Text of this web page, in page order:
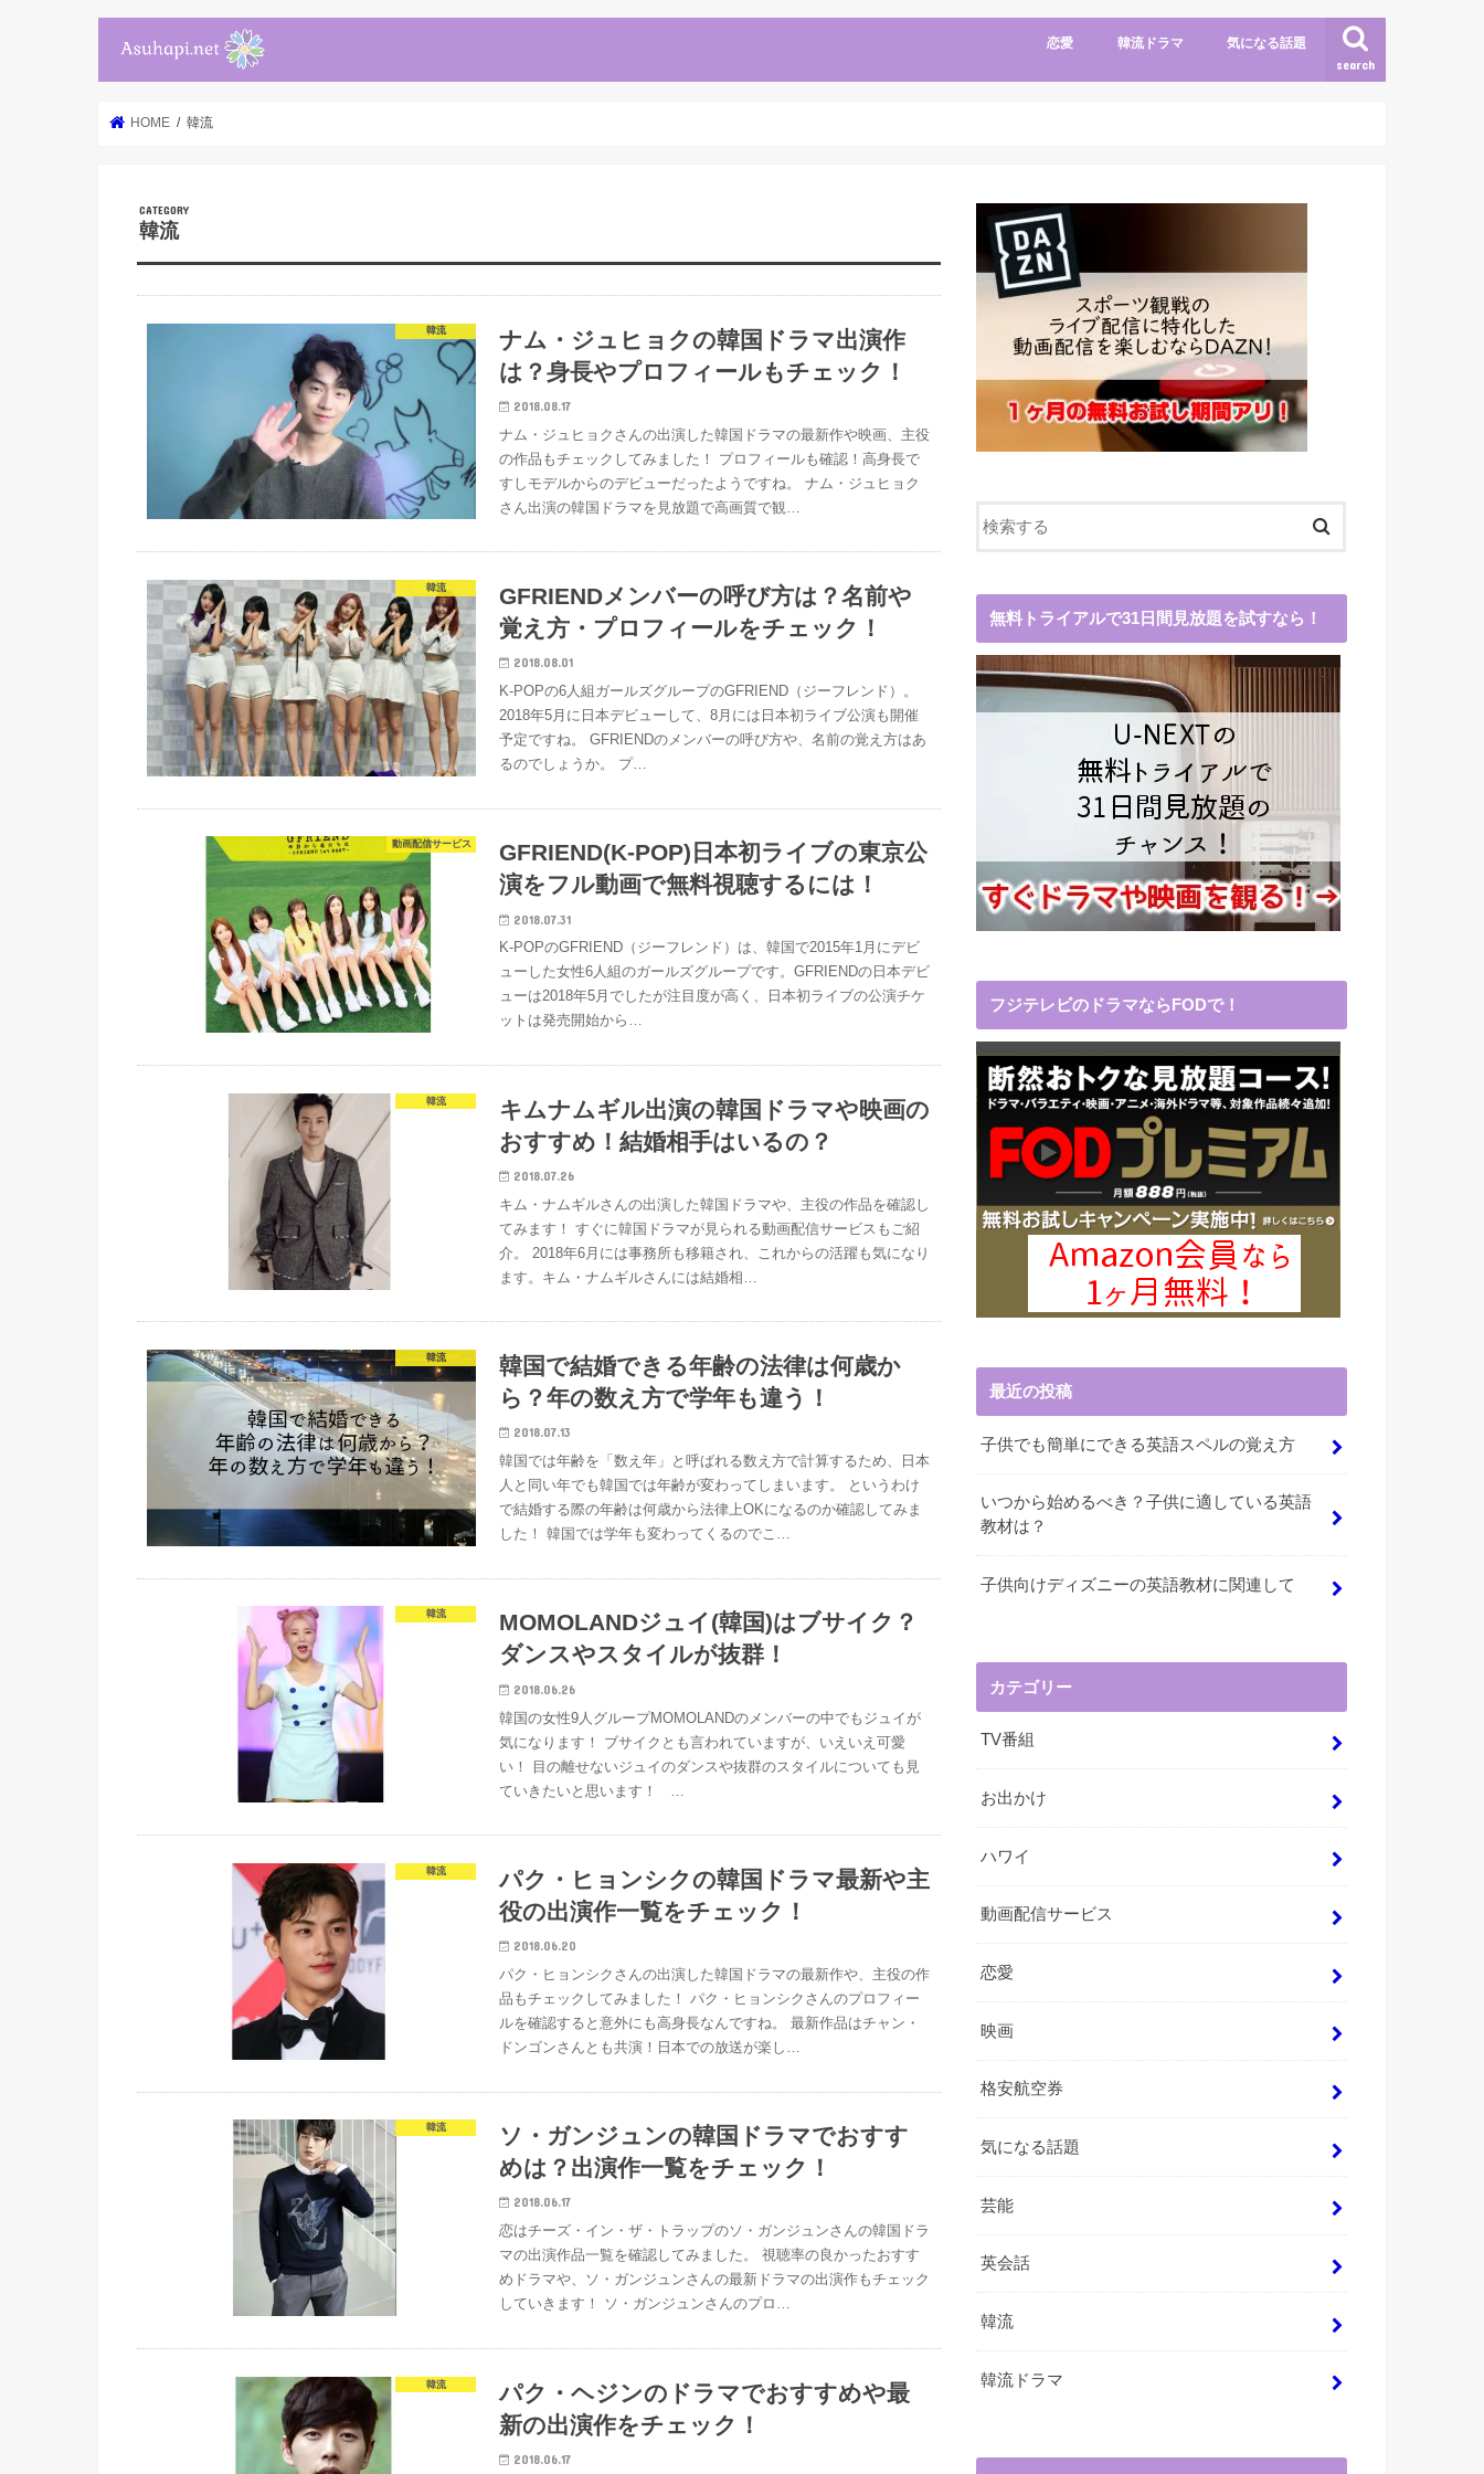
search
恋愛 韓流ドラマ 気になる話題
HOME 韓流
韓流
韓流
ナム・ジュヒョクの韓国ドラマ出演作
は？身長やプロフィールもチェック！
2018.08.17
ナム・ジュヒョクさんの出演した韓国ドラマの最新作や映画、主役
の作品もチェックしてみました！ プロフィールも確認！高身長で
すしモデルからのデビューだったようですね。 ナム・ジュヒョク
さん出演の韓国ドラマを見放題で高画質で観…
韓流
GFRIENDメンバーの呼び方は？名前や
覚え方・プロフィールをチェック！
2018.08.01
K-POPの6人組ガールズグループのGFRIEND（ジーフレンド）。
2018年5月に日本デビューして、8月には日本初ライブ公演も開催
予定ですね。 GFRIENDのメンバーの呼び方や、名前の覚え方はあ
るのでしょうか。 プ…
動画配信サービス
GFRIEND(K-POP)日本初ライブの東京公
演をフル動画で無料視聴するには！
2018.07.31
K-POPのGFRIEND（ジーフレンド）は、韓国で2015年1月にデビ
ューした女性6人組のガールズグループです。GFRIENDの日本デビ
ューは2018年5月でしたが注目度が高く、日本初ライブの公演チケ
ットは発売開始から…
韓流
キムナムギル出演の韓国ドラマや映画の
おすすめ！結婚相手はいるの？
2018.07.26
キム・ナムギルさんの出演した韓国ドラマや、主役の作品を確認し
てみます！ すぐに韓国ドラマが見られる動画配信サービスもご紹
介。 2018年6月には事務所も移籍され、これからの活躍も気になり
ます。キム・ナムギルさんには結婚相…
韓流
韓国で結婚できる年齢の法律は何歳か
ら？年の数え方で学年も違う！
2018.07.13
韓国では年齢を「数え年」と呼ばれる数え方で計算するため、日本
人と同い年でも韓国では年齢が変わってしまいます。 というわけ
で結婚する際の年齢は何歳から法律上OKになるのか確認してみま
した！ 韓国では学年も変わってくるのでこ…
韓流
MOMOLANDジュイ(韓国)はブサイク？
ダンスやスタイルが抜群！
2018.06.26
韓国の女性9人グループMOMOLANDのメンバーの中でもジュイが
気になります！ ブサイクとも言われていますが、いえいえ可愛
い！ 目の離せないジュイのダンスや抜群のスタイルについても見
ていきたいと思います！ …
韓流
パク・ヒョンシクの韓国ドラマ最新や主
役の出演作一覧をチェック！
2018.06.20
パク・ヒョンシクさんの出演した韓国ドラマの最新作や、主役の作
品もチェックしてみました！ パク・ヒョンシクさんのプロフィー
ルを確認すると意外にも高身長なんですね。 最新作品はチャン・
ドンゴンさんとも共演！日本での放送が楽し…
韓流
ソ・ガンジュンの韓国ドラマでおすす
めは？出演作一覧をチェック！
2018.06.17
恋はチーズ・イン・ザ・トラップのソ・ガンジュンさんの韓国ドラ
マの出演作品一覧を確認してみました。 視聴率の良かったおすす
めドラマや、ソ・ガンジュンさんの最新ドラマの出演作もチェック
していきます！ ソ・ガンジュンさんのプロ…
韓流
パク・ヘジンのドラマでおすすめや最
新の出演作をチェック！
2018.06.17
無料トライアルで31日間見放題を試すなら！
フジテレビのドラマならFODで！
最近の投稿
子供でも簡単にできる英語スペルの覚え方
いつから始めるべき？子供に適している英語
教材は？
子供向けディズニーの英語教材に関連して
カテゴリー
TV番組
お出かけ
ハワイ
動画配信サービス
恋愛
映画
格安航空券
気になる話題
芸能
英会話
韓流
韓流ドラマ